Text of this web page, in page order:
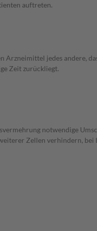
auftreten.
jedes andere,
Zeit zurückliegt.
notwendige
Zellen verhindern, bei